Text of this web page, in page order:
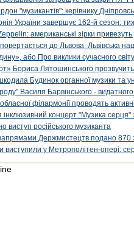
"музикантів": керівнику
України завершує 162-й сезон:
американські зірки
до Львова: Львівська
або Про виклики сучасного світу
Бориса Лятошинського
Будинок органної музики та
Василя Барвінського -
філармонії проводять
інклюзивний концерт "Музика
виступ російського музиканта
Держмистецтв подано 870
виступили у Метрополітен-опері: